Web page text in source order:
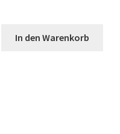
In den Warenkorb